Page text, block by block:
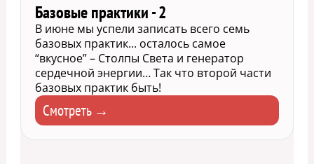
Базовые практики - 2
В июне мы успели записать всего семь
базовых практик... осталось самое
“вкусное” – Столпы Света и генератор
сердечной энергии… Так что второй части
базовых практик быть!
Смотреть →